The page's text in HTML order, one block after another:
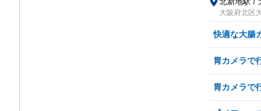
大阪府北区
快適な大腸
胃カメラで
胃カメラで